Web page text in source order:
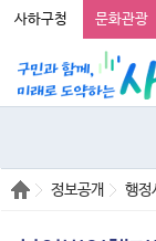
사하구청 문화관광
정보공개 행정